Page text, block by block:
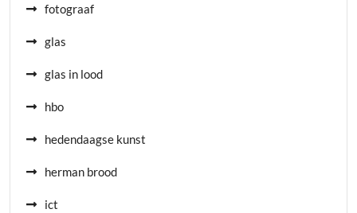
fotograaf
glas
glas in lood
hbo
hedendaagse kunst
herman brood
ict